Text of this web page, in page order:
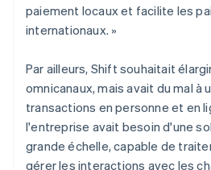
paiement locaux et facilite les
internationaux. »
Par ailleurs, Shift souhaitait
omnicanaux, mais avait du mal à
transactions en personne et en
l'entreprise avait besoin d'une
grande échelle, capable de
gérer les interactions avec les